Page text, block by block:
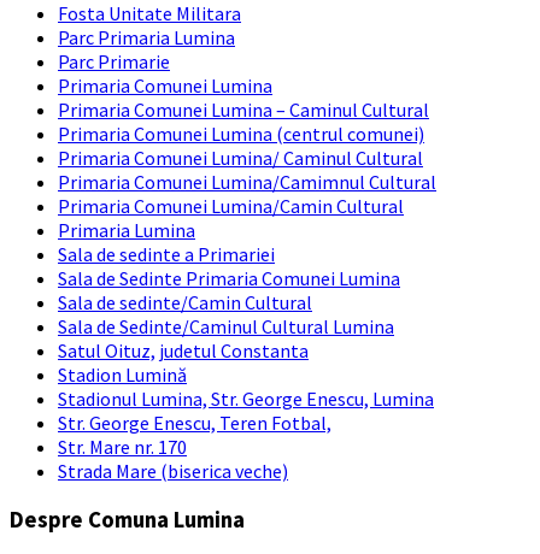
Fosta Unitate Militara
Parc Primaria Lumina
Parc Primarie
Primaria Comunei Lumina
Primaria Comunei Lumina – Caminul Cultural
Primaria Comunei Lumina (centrul comunei)
Primaria Comunei Lumina/ Caminul Cultural
Primaria Comunei Lumina/Camimnul Cultural
Primaria Comunei Lumina/Camin Cultural
Primaria Lumina
Sala de sedinte a Primariei
Sala de Sedinte Primaria Comunei Lumina
Sala de sedinte/Camin Cultural
Sala de Sedinte/Caminul Cultural Lumina
Satul Oituz, judetul Constanta
Stadion Lumină
Stadionul Lumina, Str. George Enescu, Lumina
Str. George Enescu, Teren Fotbal,
Str. Mare nr. 170
Strada Mare (biserica veche)
Despre Comuna Lumina